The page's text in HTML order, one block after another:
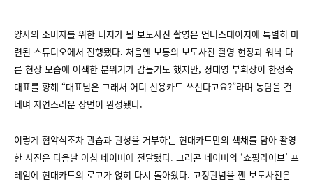
양사의 소비자를 위한 티저가 될 보도사진 촬영은 언더스테이지에 특별히 마
련된 스튜디오에서 진행됐다. 처음엔 보통의 보도사진 촬영 현장과 워낙 다
른 현장 모습에 어색한 분위기가 감돌기도 했지만, 정태영 부회장이 한성숙
대표를 향해 “대표님은 그래서 어디 신용카드 쓰신다고요?”라며 농담을 건
네며 자연스러운 장면이 완성됐다.
이렇게 협약식조차 관습과 관성을 거부하는 현대카드만의 색채를 담아 촬영
한 사진은 다음날 아침 네이버에 전달됐다. 그러곤 네이버의 ‘쇼핑라이브’ 프
레임에 현대카드의 로고가 얹혀 다시 돌아왔다. 고정관념을 깬 보도사진은